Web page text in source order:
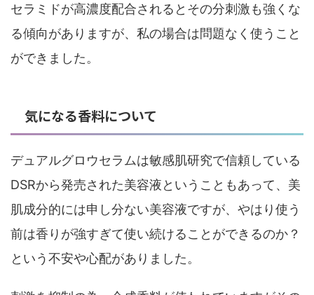
セラミドが高濃度配合されるとその分刺激も強くな
る傾向がありますが、私の場合は問題なく使うこと
ができました。
気になる香料について
デュアルグロウセラムは敏感肌研究で信頼している
DSRから発売された美容液ということもあって、美
肌成分的には申し分ない美容液ですが、やはり使う
前は香りが強すぎて使い続けることができるのか？
という不安や心配がありました。